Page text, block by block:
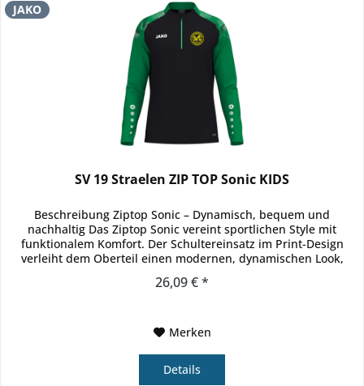
JAKO
SV 19 Straelen ZIP TOP Sonic KIDS
Beschreibung Ziptop Sonic – Dynamisch, bequem und
nachhaltig Das Ziptop Sonic vereint sportlichen Style mit
funktionalem Komfort. Der Schultereinsatz im Print-Design
verleiht dem Oberteil einen modernen, dynamischen Look,
26,09 € *
Merken
Details